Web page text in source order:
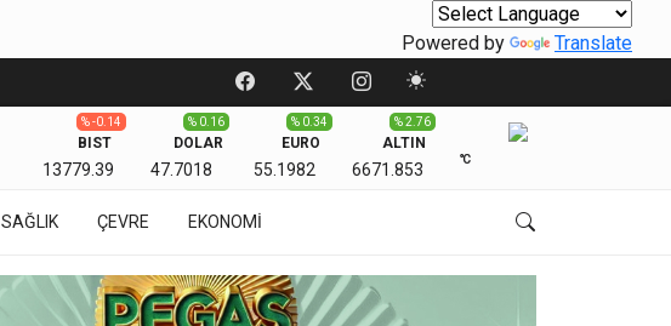
Powered by Translate
BIST
13779.39
% -0.14
DOLAR
47.7018
% 0.16
EURO
55.1982
% 0.34
ALTIN
6671.853
% 2.76
℃
SAĞLIK ÇEVRE EKONOMİ